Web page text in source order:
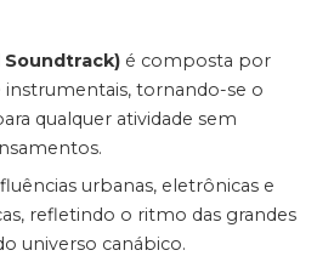
Soundtrack) é composta por
instrumentais, tornando-se o
qualquer atividade sem
urbanas, eletrônicas e
refletindo o ritmo das grandes
universo canábico.